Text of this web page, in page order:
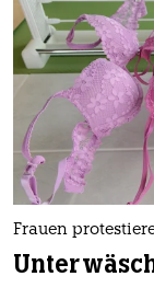
Frauen